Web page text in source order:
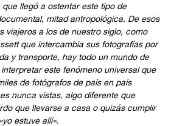
llegó a ostentar este tipo de
mitad antropológica. De esos
viajeros a los de nuestro siglo, como
que intercambia sus fotografías por
y transporte, hay todo un mundo de
este fenómeno universal que
de fotógrafos de país en país
nunca vistas, algo diferente que
que llevarse a casa o quizás cumplir
estuve allí».